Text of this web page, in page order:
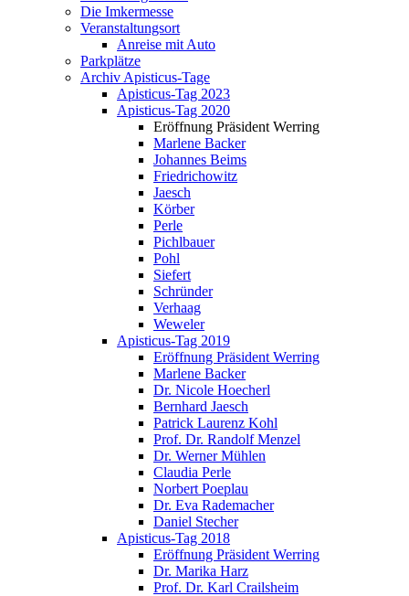
Die Imkermesse
Veranstaltungsort
Anreise mit Auto
Parkplätze
Archiv Apisticus-Tage
Apisticus-Tag 2023
Apisticus-Tag 2020
Eröffnung Präsident Werring
Marlene Backer
Johannes Beims
Friedrichowitz
Jaesch
Körber
Perle
Pichlbauer
Pohl
Siefert
Schründer
Verhaag
Weweler
Apisticus-Tag 2019
Eröffnung Präsident Werring
Marlene Backer
Dr. Nicole Hoecherl
Bernhard Jaesch
Patrick Laurenz Kohl
Prof. Dr. Randolf Menzel
Dr. Werner Mühlen
Claudia Perle
Norbert Poeplau
Dr. Eva Rademacher
Daniel Stecher
Apisticus-Tag 2018
Eröffnung Präsident Werring
Dr. Marika Harz
Prof. Dr. Karl Crailsheim